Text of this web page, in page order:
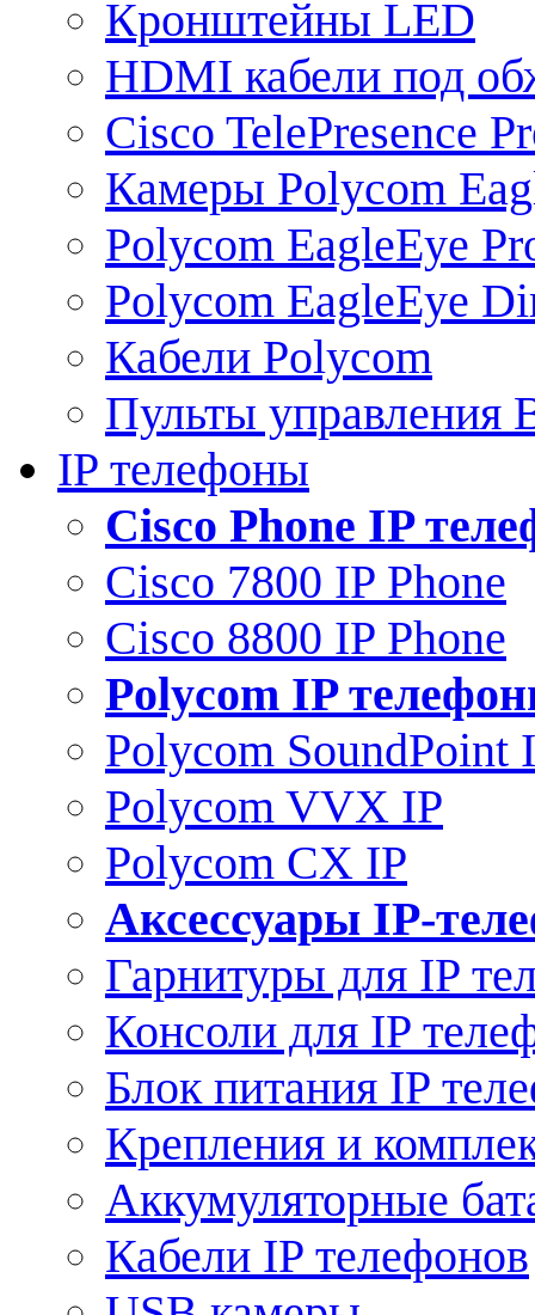
Кронштейны LED
HDMI кабели под
Cisco TelePresence
Камеры Polycom
Polycom EagleEye
Polycom EagleEye
Кабели Polycom
Пульты управления
IP телефоны
Сisco Phone IP
Cisco 7800 IP Phone
Cisco 8800 IP Phone
Polycom IP
Polycom SoundPoint
Polycom VVX IP
Polycom CX IP
Аксессуары IP-
Гарнитуры для IP
Консоли для IP
Блок питания IP
Крепления и
Аккумуляторные
Кабели IP телефонов